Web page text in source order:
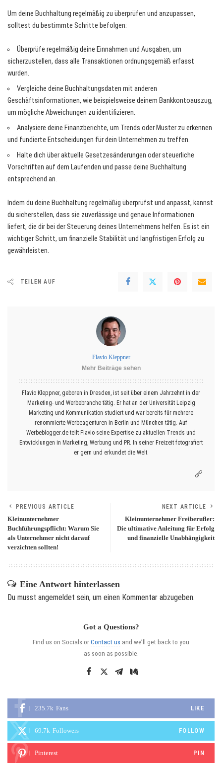
Um deine Buchhaltung regelmäßig zu überprüfen und anzupassen,
solltest du bestimmte Schritte befolgen:
Überprüfe regelmäßig deine Einnahmen und Ausgaben, um
sicherzustellen, dass alle Transaktionen ordnungsgemäß erfasst
wurden.
Vergleiche deine Buchhaltungsdaten mit anderen
Geschäftsinformationen, wie beispielsweise deinem Bankkontoauszug,
um mögliche Abweichungen zu identifizieren.
Analysiere deine Finanzberichte, um Trends oder Muster zu erkennen
und fundierte Entscheidungen für dein Unternehmen zu treffen.
Halte dich über aktuelle Gesetzesänderungen oder steuerliche
Vorschriften auf dem Laufenden und passe deine Buchhaltung
entsprechend an.
Indem du deine Buchhaltung regelmäßig überprüfst und anpasst, kannst
du sicherstellen, dass sie zuverlässige und genaue Informationen
liefert, die dir bei der Steuerung deines Unternehmens helfen. Es ist ein
wichtiger Schritt, um finanzielle Stabilität und langfristigen Erfolg zu
gewährleisten.
TEILEN AUF
Flavio Kleppner
Mehr Beiträge sehen
Flavio Kleppner, geboren in Dresden, ist seit über einem Jahrzehnt in der
Marketing- und Werbebranche tätig. Er hat an der Universität Leipzig
Marketing und Kommunikation studiert und war bereits für mehrere
renommierte Werbeagenturen in Berlin und München tätig. Auf
Werbeblogger.de teilt Flavio seine Expertise zu aktuellen Trends und
Entwicklungen in Marketing, Werbung und PR. In seiner Freizeit fotografiert
er gern und erkundet die Welt.
PREVIOUS ARTICLE
Kleinunternehmer
Buchführungspflicht: Warum Sie
als Unternehmer nicht darauf
verzichten sollten!
NEXT ARTICLE
Kleinunternehmer Freiberufler:
Die ultimative Anleitung für Erfolg
und finanzielle Unabhängigkeit
Eine Antwort hinterlassen
Du musst angemeldet sein, um einen Kommentar abzugeben.
Got a Questions?
Find us on Socials orContact us and we’ll get back to you
as soon as possible.
235.7k Fans LIKE
69.7k Followers FOLLOW
Pinterest PIN